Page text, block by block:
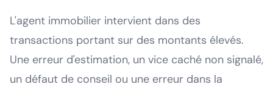
L'agent immobilier intervient dans des
transactions portant sur des montants élevés.
Une erreur d'estimation, un vice caché non signalé,
un défaut de conseil ou une erreur dans la